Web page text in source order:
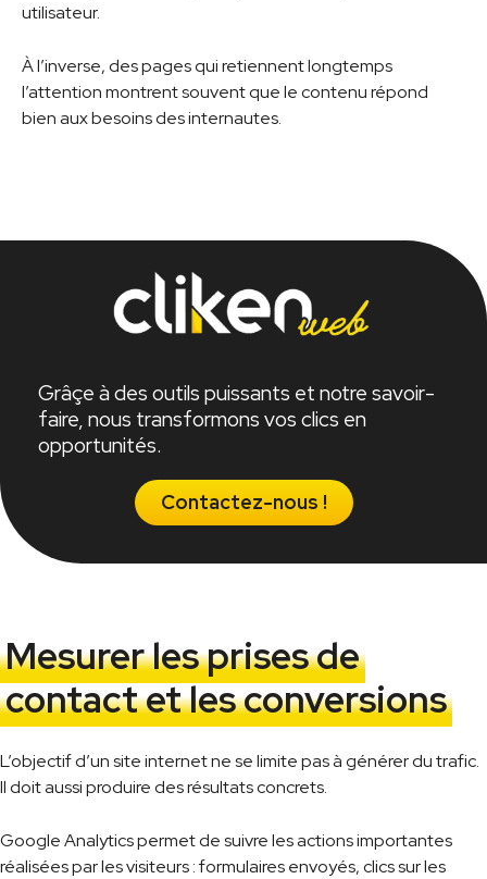
utilisateur.
À l’inverse, des pages qui retiennent longtemps
l’attention montrent souvent que le contenu répond
bien aux besoins des internautes.
Grâçe à des outils puissants et notre savoir-
faire, nous transformons vos clics en
opportunités.
Contactez-nous !
Mesurer les prises de
contact et les conversions
L’objectif d’un site internet ne se limite pas à générer du trafic.
Il doit aussi produire des résultats concrets.
Google Analytics permet de suivre les actions importantes
réalisées par les visiteurs : formulaires envoyés, clics sur les